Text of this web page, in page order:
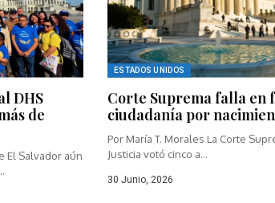
DHS
de
El Salvador aún
ESTADOS UNIDOS
Corte Suprema falla en
ciudadanía por
Por María T. Morales La Corte
Justicia votó cinco a...
30 Junio, 2026